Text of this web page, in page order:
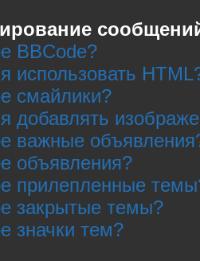
BBCode?
использовать
смайлики?
добавлять
важные
объявления?
прилепленные
закрытые темы?
значки тем?